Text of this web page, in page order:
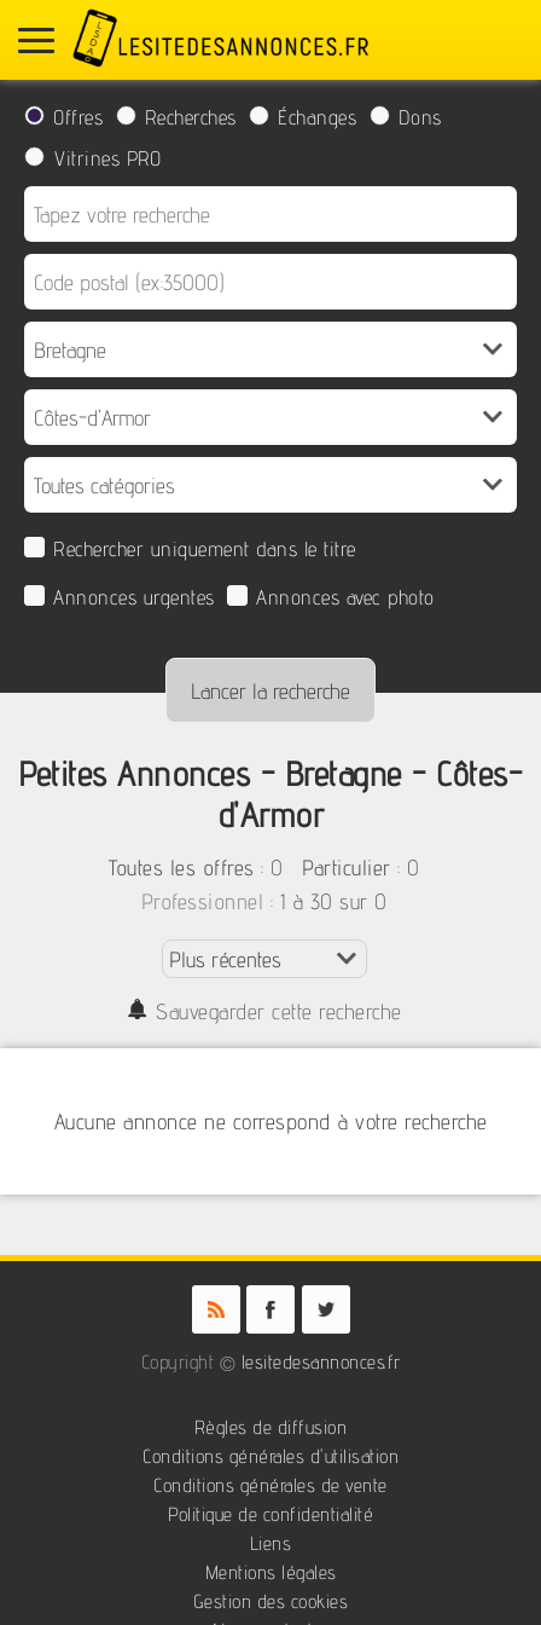
Offres Recherches Échanges
Dons
Vitrines PRO
Rechercher uniquement dans le titre
Annonces urgentes
Annonces avec photo
Petites Annonces - Bretagne - Côtes-
d'Armor
Toutes les offres : 0 Particulier : 0
Professionnel : 1 à 30 sur 0
Sauvegarder cette recherche
Aucune annonce ne correspond à votre recherche
Copyright © lesitedesannonces.fr
Règles de diffusion
Conditions générales d'utilisation
Conditions générales de vente
Politique de confidentialité
Liens
Mentions légales
Gestion des cookies